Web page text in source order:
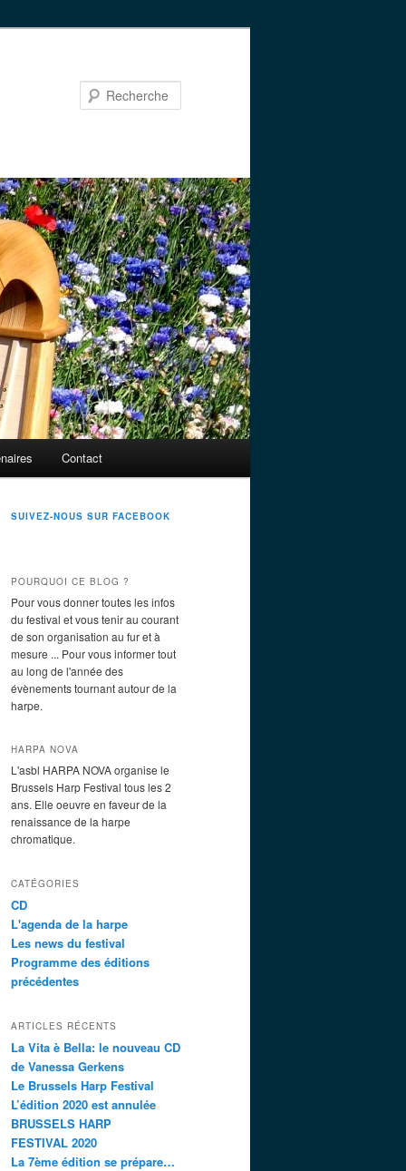
Contact
SUIVEZ-NOUS SUR FACEBOOK
POURQUOI CE BLOG ?
Pour vous donner toutes les infos
du festival et vous tenir au courant
de son organisation au fur et à
mesure ... Pour vous informer tout
au long de l'année des
évènements tournant autour de la
harpe.
HARPA NOVA
L'asbl HARPA NOVA organise le
Brussels Harp Festival tous les 2
ans. Elle oeuvre en faveur de la
renaissance de la harpe
chromatique.
CATÉGORIES
CD
L'agenda de la harpe
Les news du festival
Programme des éditions
précédentes
ARTICLES RÉCENTS
La Vita è Bella: le nouveau CD
de Vanessa Gerkens
Le Brussels Harp Festival
L’édition 2020 est annulée
BRUSSELS HARP
FESTIVAL 2020
La 7ème édition se prépare…